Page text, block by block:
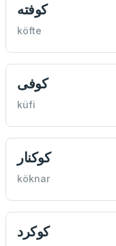
كوفته
köfte
كوفی
küfi
كوكنار
köknar
كوكرد